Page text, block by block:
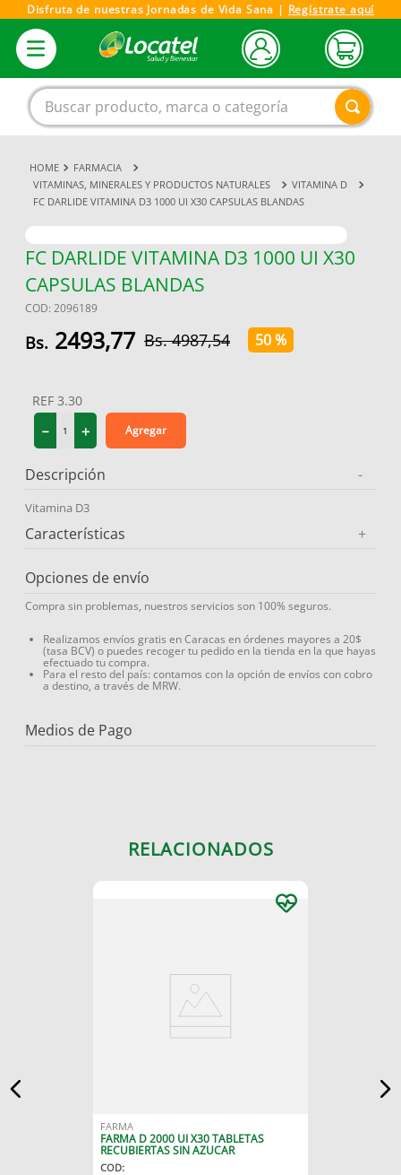
Disfruta de nuestras Jornadas de Vida Sana | Regístrate aquí
Buscar producto, marca o categoría
FARMACIA
VITAMINAS, MINERALES Y PRODUCTOS NATURALES
VITAMINA D
FC DARLIDE VITAMINA D3 1000 UI X30 CAPSULAS BLANDAS
FC DARLIDE VITAMINA D3 1000 UI X30
CAPSULAS BLANDAS
COD: 2096189
2493,77 4987,54 50 %
REF 3.30
＋
－ Agregar
Descripción -
Vitamina D3
Características +
Opciones de envío
Compra sin problemas, nuestros servicios son 100% seguros.
Realizamos envíos gratis en Caracas en órdenes mayores a 20$
(tasa BCV) o puedes recoger tu pedido en la tienda en la que hayas
efectuado tu compra.
Para el resto del país: contamos con la opción de envíos con cobro
a destino, a través de MRW.
Medios de Pago
RELACIONADOS
FARMA
FARMA D 2000 UI X30 TABLETAS
RECUBIERTAS SIN AZUCAR
COD:
1.
magnesio
.
omega 3
4
vitamina c
linezolid
medias compresión